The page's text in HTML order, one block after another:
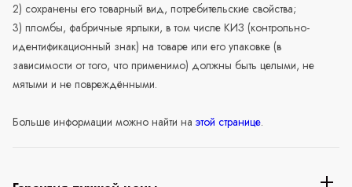
2) сохранены его товарный вид, потребительские свойства;
3) пломбы, фабричные ярлыки, в том числе КИЗ (контрольно-
идентификационный знак) на товаре или его упаковке (в
зависимости от того, что применимо) должны быть целыми, не
мятыми и не повреждёнными.
Больше информации можно найти на этой странице.